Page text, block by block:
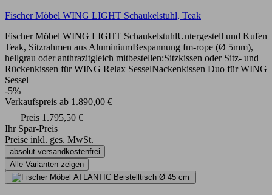
Fischer Möbel WING LIGHT Schaukelstuhl, Teak
Fischer Möbel WING LIGHT SchaukelstuhlUntergestell und Kufen
Teak, Sitzrahmen aus AluminiumBespannung fm-rope (Ø 5mm),
hellgrau oder anthrazitgleich mitbestellen:Sitzkissen oder Sitz- und
Rückenkissen für WING Relax SesselNackenkissen Duo für WING
Sessel
-5%
Verkaufspreis ab 1.890,00 €
Preis 1.795,50 €
Ihr Spar-Preis
Preise inkl. ges. MwSt.
absolut versandkostenfrei
Alle Varianten zeigen